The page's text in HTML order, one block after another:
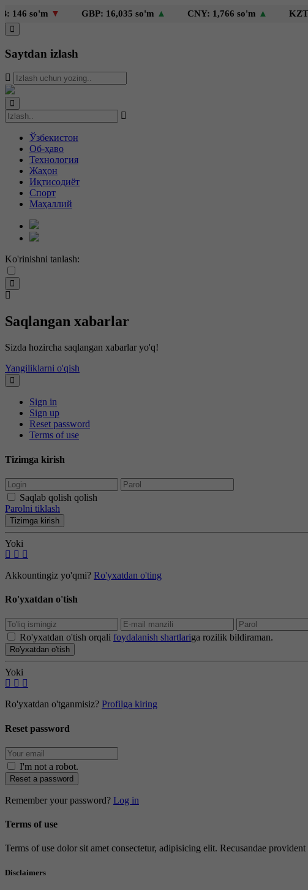
▼ GBP: 16,035 so'm▲ CNY: 1,766 so'm▲ KZT: 25
Saytdan izlash
Ўзбекистон
Об-ҳаво
Технология
Жаҳон
Иқтисодиёт
Спорт
Маҳаллий
Ko'rinishni tanlash:
Saqlangan xabarlar
Sizda hozircha saqlangan xabarlar yo'q!
Yangiliklarni o'qish
Sign in
Sign up
Reset password
Terms of use
Tizimga kirish
Saqlab qolish qolish
Parolni tiklash
Tizimga kirish
Yoki
Akkountingiz yo'qmi? Ro'yxatdan o'ting
Ro'yxatdan o'tish
Ro'yxatdan o'tish orqali foydalanish shartlariga rozilik bildiraman.
Ro'yxatdan o'tish
Yoki
Ro'yxatdan o'tganmisiz? Profilga kiring
Reset password
I'm not a robot.
Reset a password
Remember your password? Log in
Terms of use
Terms of use dolor sit amet consectetur, adipisicing elit. Recusandae
Disclaimers